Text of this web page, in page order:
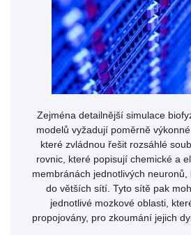
Zejména detailnější simulace
modelů vyžadují poměrně
které zvládnou řešit rozsáhlé
rovnic, které popisují chemické a
membránách jednotlivých
do větších sítí. Tyto sítě pak
jednotlivé mozkové oblasti,
propojovány, pro zkoumání jejich